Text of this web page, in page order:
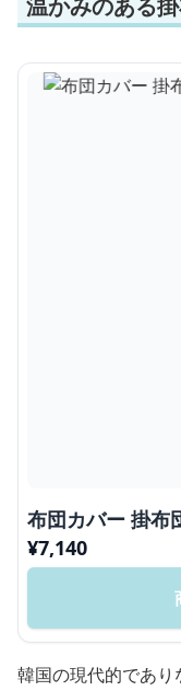
温かみのある
布団カバー 掛布
¥7,140
韓国の現代的であ